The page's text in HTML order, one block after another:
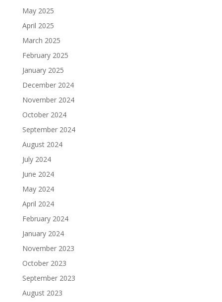
May 2025
April 2025
March 2025
February 2025
January 2025
December 2024
November 2024
October 2024
September 2024
August 2024
July 2024
June 2024
May 2024
April 2024
February 2024
January 2024
November 2023
October 2023
September 2023
August 2023